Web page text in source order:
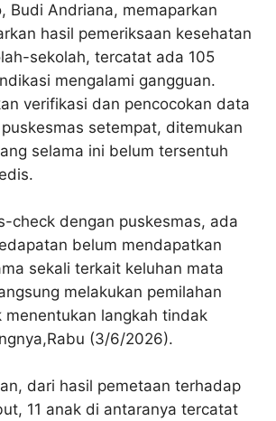
Budi Andriana, memaparkan
hasil pemeriksaan kesehatan
sekolah, tercatat ada 105
mengalami gangguan.
verifikasi dan pencocokan data
setempat, ditemukan
selama ini belum tersentuh
check dengan puskesmas, ada
belum mendapatkan
sekali terkait keluhan mata
melakukan pemilahan
menentukan langkah tindak
(3/6/2026).
dari hasil pemetaan terhadap
11 anak di antaranya tercatat